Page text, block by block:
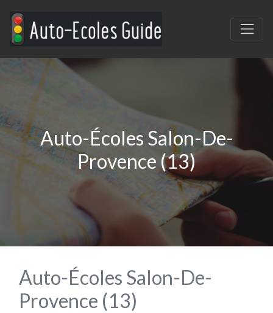
Auto-Écoles Salon-De-
Provence (13)
Auto-Écoles Salon-De-
Provence (13)